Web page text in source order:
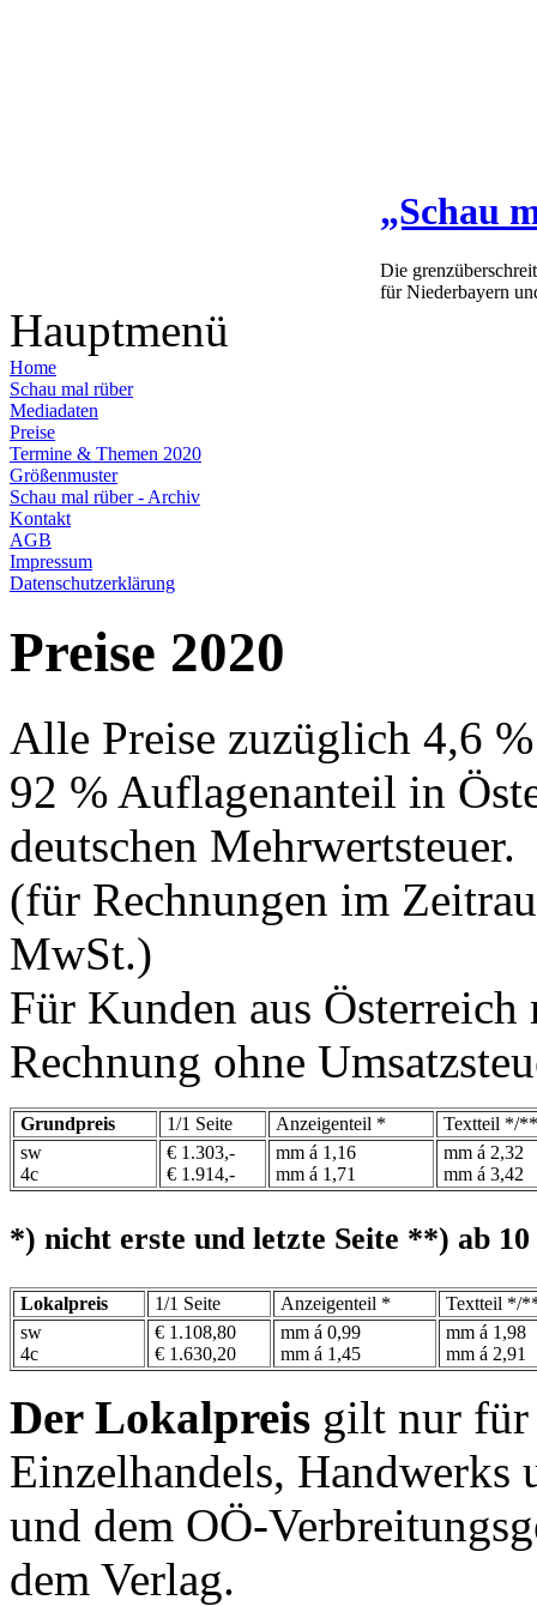
„Schau
Die
für Niederbayern
Hauptmenü
Home
Schau mal rüber
Mediadaten
Preise
Termine & Themen 2020
Größenmuster
Schau mal rüber - Archiv
Kontakt
AGB
Impressum
Datenschutzerklärung
Preise 2020
Alle Preise zuzüglich 4,6
92 % Auflagenanteil in
deutschen Mehrwertsteuer.
(für Rechnungen im
MwSt.)
Für Kunden aus
Rechnung ohne
Grundpreis 1/1 Seite Anzeigenteil *
Textteil */**
sw
4c
€ 1.303,-
€ 1.914,-
mm á 1,16
mm á 1,71
mm á 2,32
mm á 3,42
*) nicht erste und letzte Seite **) ab
Lokalpreis 1/1 Seite Anzeigenteil *
Textteil */
sw
4c
€ 1.108,80
€ 1.630,20
mm á 0,99
mm á 1,45
mm á 1,98
mm á 2,91
Der Lokalpreis gilt nur für
Einzelhandels, Handwerks
und dem OÖ-
dem Verlag.